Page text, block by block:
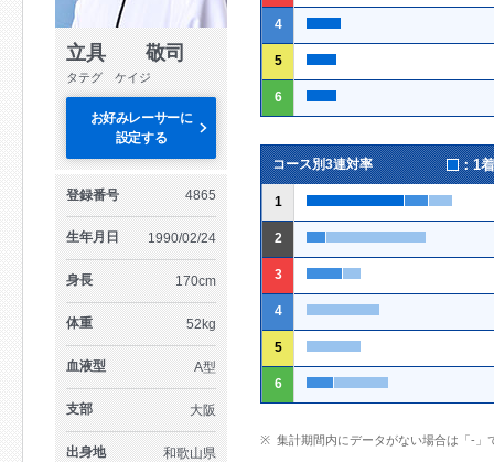
立具 敬司
タテグ ケイジ
お好みレーサーに
設定する
登録番号 4865
生年月日 1990/02/24
身長 170cm
体重 52kg
血液型 A型
支部 大阪
出身地 和歌山県
4
5
6
コース別3連対率 ：1
1
2
3
4
5
6
集計期間内にデータがない場合は「-」